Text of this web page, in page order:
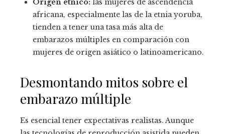
Origen étnico: las mujeres de ascendencia
africana, especialmente las de la etnia yoruba,
tienden a tener una tasa más alta de
embarazos múltiples en comparación con
mujeres de origen asiático o latinoamericano.
Desmontando mitos sobre el
embarazo múltiple
Es esencial tener expectativas realistas. Aunque